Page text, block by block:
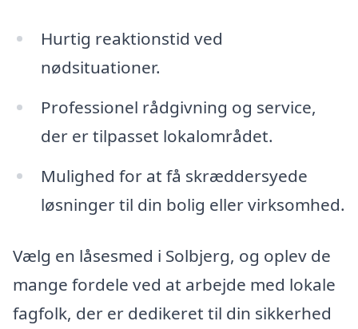
Hurtig reaktionstid ved
nødsituationer.
Professionel rådgivning og service,
der er tilpasset lokalområdet.
Mulighed for at få skræddersyede
løsninger til din bolig eller virksomhed.
Vælg en låsesmed i Solbjerg, og oplev de
mange fordele ved at arbejde med lokale
fagfolk, der er dedikeret til din sikkerhed